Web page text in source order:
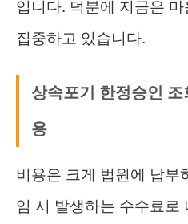
입니다. 덕분에 지금은
집중하고 있습니다.
상속포기 한정승인
용
비용은 크게 법원에 납부
임 시 발생하는 수수료로